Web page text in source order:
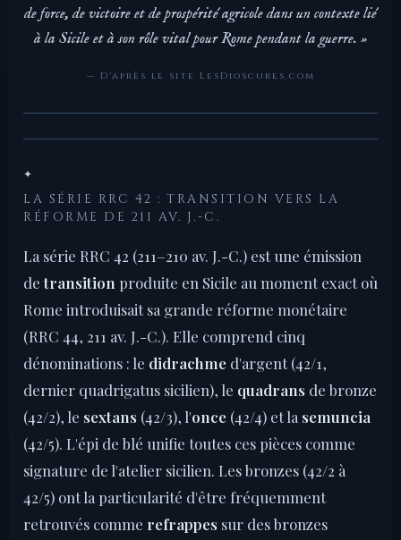
de force, de victoire et de prospérité agricole dans un contexte lié
à la Sicile et à son rôle vital pour Rome pendant la guerre. »
— D'après le site LesDioscures.com
✦
LA SÉRIE RRC 42 : TRANSITION VERS LA
RÉFORME DE 211 AV. J.-C.
La série RRC 42 (211–210 av. J.-C.) est une émission
detransition produite en Sicile au moment exact où
Rome introduisait sa grande réforme monétaire
(RRC 44, 211 av. J.-C.). Elle comprend cinq
dénominations : le didrachme d'argent (42/1,
dernier quadrigatus sicilien), le quadrans de bronze
(42/2), le sextans (42/3), l'once (42/4) et la semuncia
(42/5). L'épi de blé unifie toutes ces pièces comme
signature de l'atelier sicilien. Les bronzes (42/2 à
42/5) ont la particularité d'être fréquemment
retrouvés comme refrappes sur des bronzes